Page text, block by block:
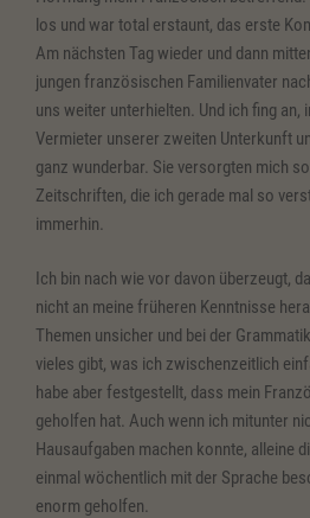
los und war total erstaunt, das erste
Am nächsten Tag wieder und dann
jungen französischen Familienvater
uns weiter unterhielten. Und ich fing an,
Vermieter unserer zweiten Unterkunft
ganz wunderbar. Sie versorgten mich
Zeitschriften, die ich gerade mal so
immerhin.
Ich bin nach wie vor davon überzeugt,
nicht an meine früheren Kenntnisse
Themen unsicher und bei der
vieles gibt, was ich zwischenzeitlich
habe aber festgestellt, dass mein
geholfen hat. Auch wenn ich mitunter
Hausaufgaben machen konnte, alleine
einmal wöchentlich mit der Sprache
enorm geholfen.